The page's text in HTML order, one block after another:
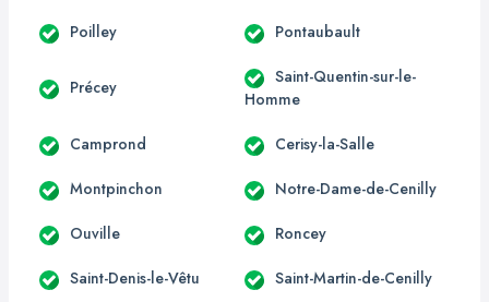
Poilley Pontaubault
Précey
Saint-Quentin-sur-le-
Homme
Camprond Cerisy-la-Salle
Montpinchon Notre-Dame-de-Cenilly
Ouville Roncey
Saint-Denis-le-Vêtu Saint-Martin-de-Cenilly